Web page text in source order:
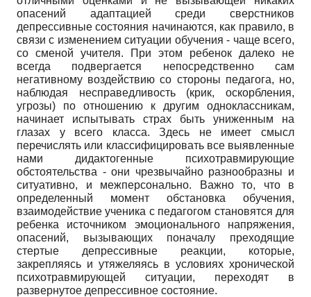
опасений адаптацией среди сверстников
депрессивные состояния начинаются, как правило, в
связи с изменением ситуации обучения - чаще всего,
со сменой учителя. При этом ребенок далеко не
всегда подвергается непосредственно сам
негативному воздействию со стороны педагога, но,
наблюдая несправедливость (крик, оскорбления,
угрозы) по отношению к другим одноклассникам,
начинает испытывать страх быть униженным на
глазах у всего класса. Здесь не имеет смысл
перечислять или классифицировать все выявленные
нами дидактогенные психотравмирующие
обстоятельства - они чрезвычайно разнообразны и
ситуативно, и межперсонально. Важно то, что в
определенный момент обстановка обучения,
взаимодействие ученика с педагогом становятся для
ребенка источником эмоционального напряжения,
опасений, вызывающих поначалу преходящие
стертые депрессивные реакции, которые,
закрепляясь и утяжеляясь в условиях хронической
психотравмирующей ситуации, переходят в
развернутое депрессивное состояние.